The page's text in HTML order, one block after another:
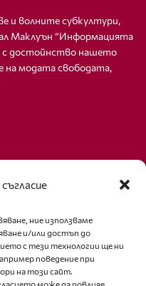
ние използваме
и/или достъп до
с тези технологии ще ни
поведение при
на този сайт.
може да повлияе
и волните субкултури,
Маклуън “Информацията
с достойнство нашето
на модата свободата,